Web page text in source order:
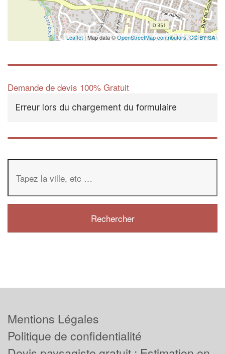
Leaflet | Map data ©OpenStreetMap contributors,CC-BY-SA
Demande de devis 100% Gratuit
Erreur lors du chargement du formulaire
Mentions Légales
Politique de confidentialité